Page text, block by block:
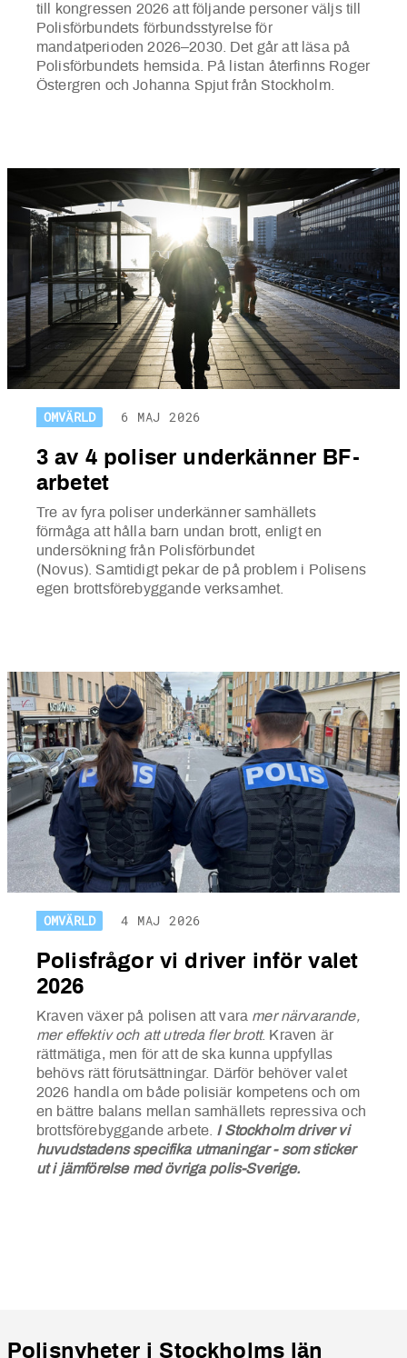
till kongressen 2026 att följande personer väljs till
Polisförbundets förbundsstyrelse för
mandatperioden 2026–2030. Det går att läsa på
Polisförbundets hemsida. På listan återfinns Roger
Östergren och Johanna Spjut från Stockholm.
OMVÄRLD 6 MAJ 2026
3 av 4 poliser underkänner BF-
arbetet
Tre av fyra poliser underkänner samhällets
förmåga att hålla barn undan brott, enligt en
undersökning från Polisförbundet
(Novus). Samtidigt pekar de på problem i Polisens
egen brottsförebyggande verksamhet.
OMVÄRLD 4 MAJ 2026
Polisfrågor vi driver inför valet
2026
Kraven växer på polisen att vara mer närvarande,
mer effektiv och att utreda fler brott. Kraven är
rättmätiga, men för att de ska kunna uppfyllas
behövs rätt förutsättningar. Därför behöver valet
2026 handla om både polisiär kompetens och om
en bättre balans mellan samhällets repressiva och
brottsförebyggande arbete. I Stockholm driver vi
huvudstadens specifika utmaningar - som sticker
ut i jämförelse med övriga polis-Sverige.
Polisnyheter i Stockholms län